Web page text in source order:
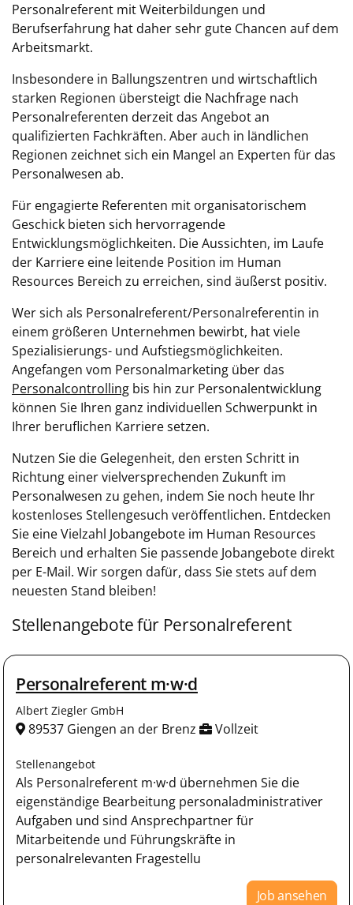
Personalreferent mit Weiterbildungen und
Berufserfahrung hat daher sehr gute Chancen auf dem
Arbeitsmarkt.
Insbesondere in Ballungszentren und wirtschaftlich
starken Regionen übersteigt die Nachfrage nach
Personalreferenten derzeit das Angebot an
qualifizierten Fachkräften. Aber auch in ländlichen
Regionen zeichnet sich ein Mangel an Experten für das
Personalwesen ab.
Für engagierte Referenten mit organisatorischem
Geschick bieten sich hervorragende
Entwicklungsmöglichkeiten. Die Aussichten, im Laufe
der Karriere eine leitende Position im Human
Resources Bereich zu erreichen, sind äußerst positiv.
Wer sich als Personalreferent/Personalreferentin in
einem größeren Unternehmen bewirbt, hat viele
Spezialisierungs- und Aufstiegsmöglichkeiten.
Angefangen vom Personalmarketing über das
Personalcontrolling bis hin zur Personalentwicklung
können Sie Ihren ganz individuellen Schwerpunkt in
Ihrer beruflichen Karriere setzen.
Nutzen Sie die Gelegenheit, den ersten Schritt in
Richtung einer vielversprechenden Zukunft im
Personalwesen zu gehen, indem Sie noch heute Ihr
kostenloses Stellengesuch veröffentlichen. Entdecken
Sie eine Vielzahl Jobangebote im Human Resources
Bereich und erhalten Sie passende Jobangebote direkt
per E-Mail. Wir sorgen dafür, dass Sie stets auf dem
neuesten Stand bleiben!
Stellenangebote für Personalreferent
Personalreferent m·w·d
Albert Ziegler GmbH
89537 Giengen an der Brenz Vollzeit
Stellenangebot
Als Personalreferent m·w·d übernehmen Sie die
eigenständige Bearbeitung personaladministrativer
Aufgaben und sind Ansprechpartner für
Mitarbeitende und Führungskräfte in
personalrelevanten Fragestellu
Job ansehen